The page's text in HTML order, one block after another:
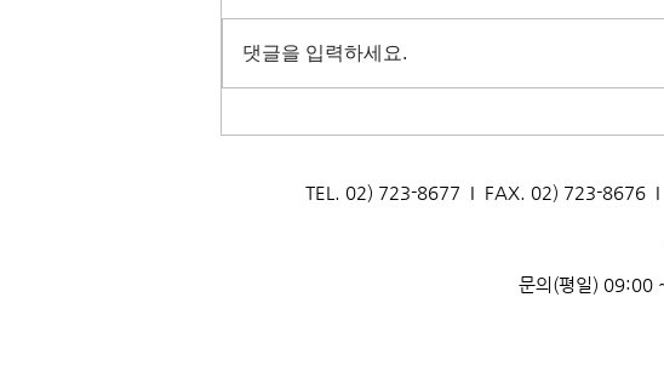
댓글을 입력하세요.
TEL. 02) 723-8677 I FAX. 02) 723-8676 I
문의(평일) 09:00